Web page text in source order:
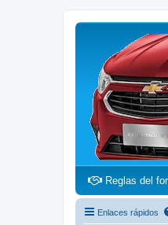
Reglas del
Enlaces rápidos